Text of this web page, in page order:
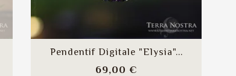
Pendentif Digitale "Elysia"...
69,00 €